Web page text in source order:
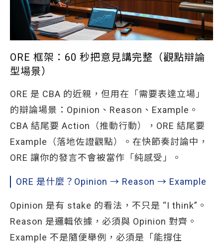
ORE 框架：60 秒把意見講完整（觀點辯論
型場景）
ORE 是 CBA 的近親，但用在「需要表達立場」
的辯論場景：Opinion、Reason、Example。
CBA 結尾要 Action（推動行動），ORE 結尾要
Example（落地佐證觀點）。在快節奏討論中，
ORE 讓你的發言不會被當作「純感受」。
ORE 是什麼？Opinion → Reason → Example
Opinion 是有 stake 的看法，不只是 “I think”。
Reason 是邏輯依據，必須與 Opinion 對齊。
Example 不是隨便舉例，必須是「能撐住